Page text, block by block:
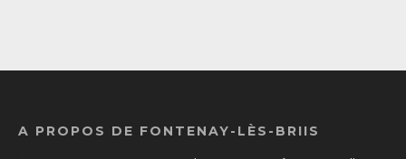
A PROPOS DE FONTENAY-LÈS-BRIIS